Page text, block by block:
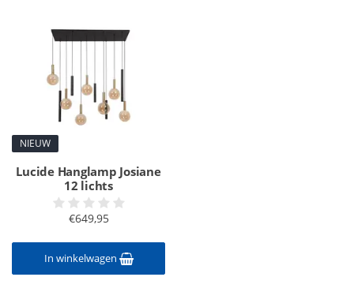
NIEUW
Lucide Hanglamp Josiane
12 lichts
€649,95
In winkelwagen